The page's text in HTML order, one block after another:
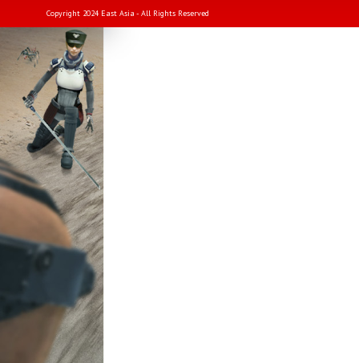
Copyright 2024 East Asia - All Rights Reserved